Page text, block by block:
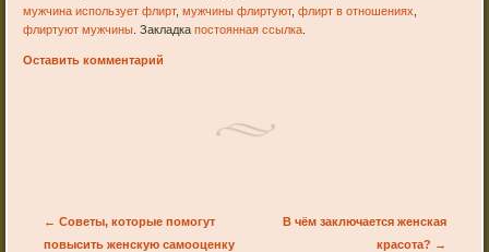
мужчина использует флирт,мужчины флиртуют,флирт в отношениях
флиртуют мужчины . Закладкапостоянная ссылка
Оставить комментарий
Post navigation
← Советы, которые помогут
повысить женскую самооценку
В чём заключается женская
красота? →